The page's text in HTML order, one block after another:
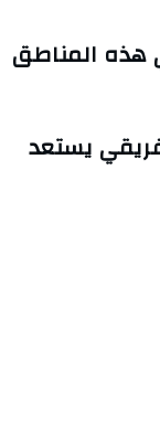
المناطق
يستعد